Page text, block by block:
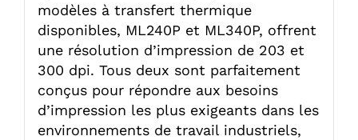
modèles à transfert thermique
disponibles, ML240P et ML340P, offrent
une résolution d’impression de 203 et
300 dpi. Tous deux sont parfaitement
conçus pour répondre aux besoins
d’impression les plus exigeants dans les
environnements de travail industriels,